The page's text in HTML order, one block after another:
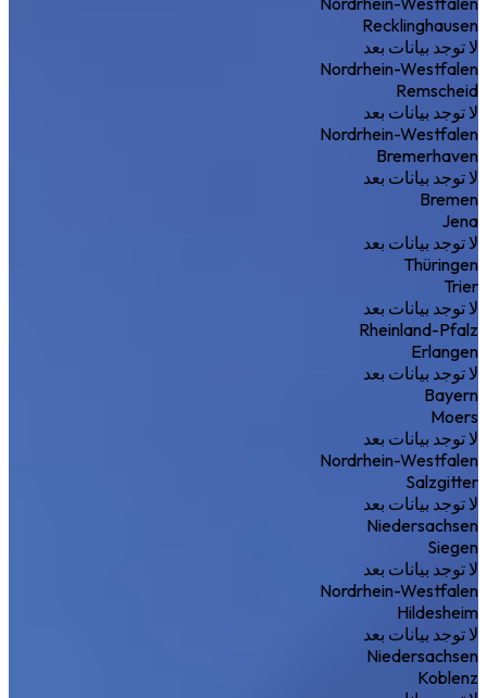
Recklinghausen
لا توجد بيانات بعد
Nordrhein-Westfalen
Remscheid
لا توجد بيانات بعد
Nordrhein-Westfalen
Bremerhaven
لا توجد بيانات بعد
Bremen
Jena
لا توجد بيانات بعد
Thüringen
Trier
لا توجد بيانات بعد
Rheinland-Pfalz
Erlangen
لا توجد بيانات بعد
Bayern
Moers
لا توجد بيانات بعد
Nordrhein-Westfalen
Salzgitter
لا توجد بيانات بعد
Niedersachsen
Siegen
لا توجد بيانات بعد
Nordrhein-Westfalen
Hildesheim
لا توجد بيانات بعد
Niedersachsen
Koblenz